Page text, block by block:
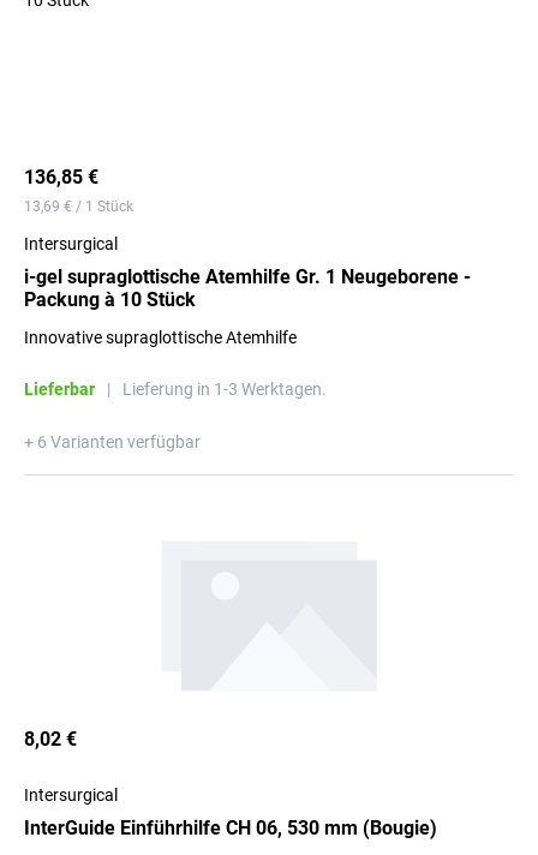
136,85 €
13,69 € / 1 Stück
Intersurgical
i-gel supraglottische Atemhilfe Gr. 1 Neugeborene -
Packung à 10 Stück
Innovative supraglottische Atemhilfe
Lieferbar | Lieferung in 1-3 Werktagen.
+ 6 Varianten verfügbar
8,02 €
Intersurgical
InterGuide Einführhilfe CH 06, 530 mm (Bougie)